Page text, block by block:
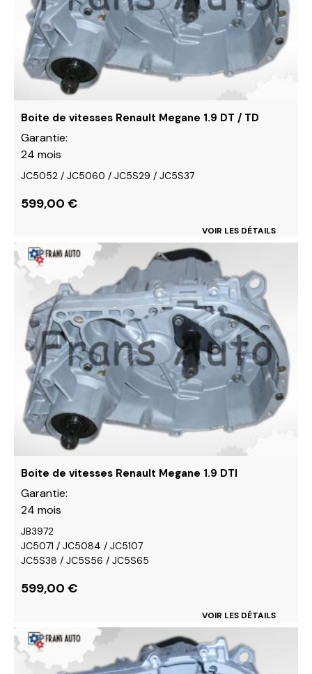
Boite de vitesses Renault Megane 1.9 DT / TD
Garantie:
24 mois
JC5052 / JC5060 / JC5S29 / JC5S37
599,00 €
VOIR LES DÉTAILS
peuvent
être
choisies
sur
du
Boite de vitesses Renault Megane 1.9 DTI
Garantie:
24 mois
JB3972
JC5071 / JC5084 / JC5107
JC5S38 / JC5S56 / JC5S65
599,00 €
VOIR LES DÉTAILS
Ce
produit
plusieurs
variations.
Les
options
peuvent
être
choisies
sur
du
Ce
produit